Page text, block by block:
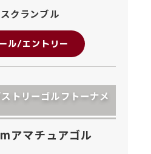
クランブル
ル/エントリー
トリーゴルフトーナメ
アマチュアゴル